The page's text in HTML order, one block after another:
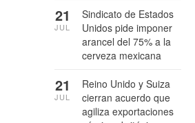
Sindicato de Estados
Unidos pide imponer
arancel del 75% a la
cerveza mexicana
21
JUL
Reino Unido y Suiza
cierran acuerdo que
agiliza exportaciones
21
JUL